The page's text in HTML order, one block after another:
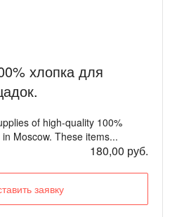
хлопка для
of high-quality 100%
Moscow. These items...
180,00 руб.
заявку